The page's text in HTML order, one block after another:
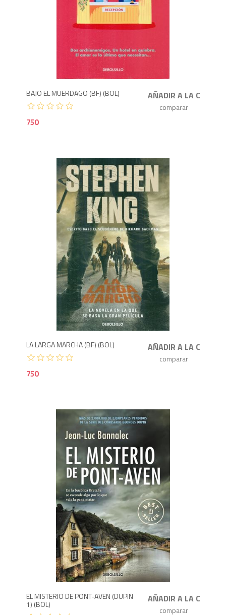
BAJO EL MUERDAGO (BF) (BOL)
750
LA LARGA MARCHA (BF) (BOL)
750
EL MISTERIO DE PONT-AVEN (DUPIN
1) (BOL)